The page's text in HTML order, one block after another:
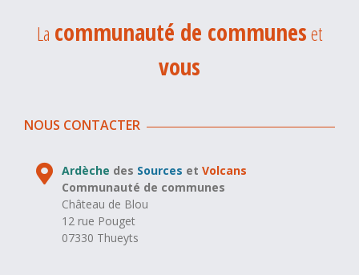
La communauté de communeset
vous
NOUS CONTACTER
Ardèche des Sources etVolcans
Communauté de communes
Château de Blou
12 rue Pouget
07330 Thueyts